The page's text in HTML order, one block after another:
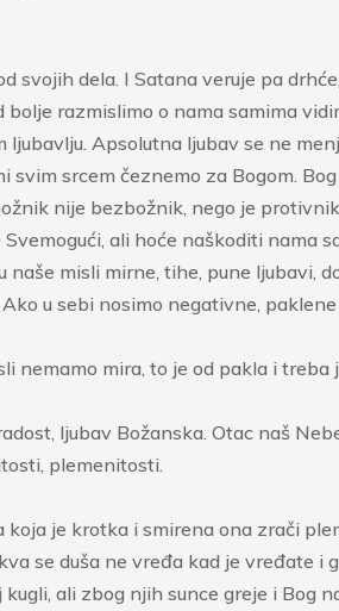
svojih dela. I Satana veruje pa
razmislimo o nama samima
Apsolutna ljubav se ne
srcem čeznemo za Bogom.
nije bezbožnik, nego je
ali hoće naškoditi nama
misli mirne, tihe, pune ljubavi,
u sebi nosimo negativne,
nemamo mira, to je od pakla i
ljubav Božanska. Otac naš
plemenitosti.
je krotka i smirena ona zrači
se duša ne vređa kad je vređate i
ali zbog njih sunce greje i Bog